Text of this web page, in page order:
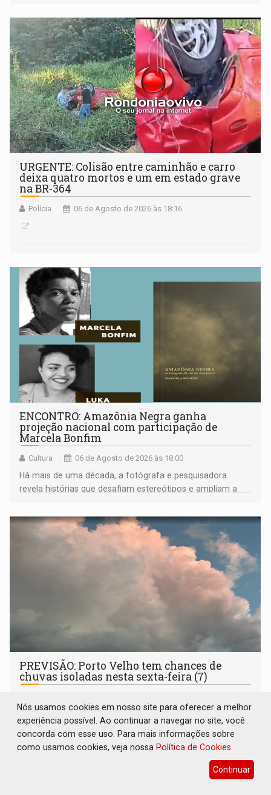
URGENTE: Colisão entre caminhão e carro
deixa quatro mortos e um em estado grave
na BR-364
Polícia 06 de Agosto de 2026 às 18:16
ENCONTRO: Amazônia Negra ganha
projeção nacional com participação de
Marcela Bonfim
Cultura 06 de Agosto de 2026 às 18:00
Há mais de uma década, a fotógrafa e pesquisadora
revela histórias que desafiam estereótipos e ampliam a
negras
PREVISÃO: Porto Velho tem chances de
chuvas isoladas nesta sexta-feira (7)
Censipam aponta estabilidade na maior parte do estado,
mas alerta para instabilidade na capital, Ariquemes e
Nós usamos cookies em nosso site para oferecer a melhor
experiência possível. Ao continuar a navegar no site, você
concorda com esse uso. Para mais informações sobre
como usamos cookies, veja nossa Política de Cookies
Continuar